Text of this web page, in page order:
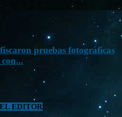
pruebas fotográficas
EDITOR